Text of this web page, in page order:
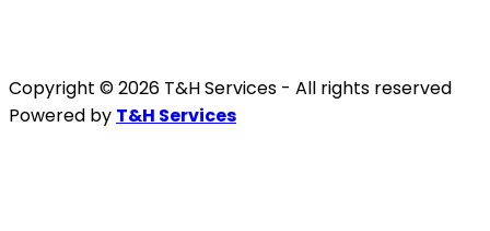
Copyright © 2026 T&H Services - All rights reserved
Powered by T&H Services